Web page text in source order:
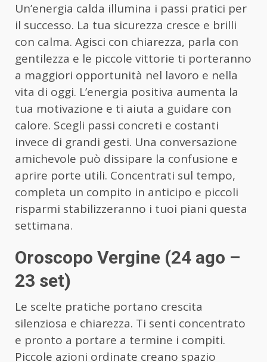
Un’energia calda illumina i passi pratici per
il successo. La tua sicurezza cresce e brilli
con calma. Agisci con chiarezza, parla con
gentilezza e le piccole vittorie ti porteranno
a maggiori opportunità nel lavoro e nella
vita di oggi. L’energia positiva aumenta la
tua motivazione e ti aiuta a guidare con
calore. Scegli passi concreti e costanti
invece di grandi gesti. Una conversazione
amichevole può dissipare la confusione e
aprire porte utili. Concentrati sul tempo,
completa un compito in anticipo e piccoli
risparmi stabilizzeranno i tuoi piani questa
settimana.
Oroscopo Vergine (24 ago –
23 set)
Le scelte pratiche portano crescita
silenziosa e chiarezza. Ti senti concentrato
e pronto a portare a termine i compiti.
Piccole azioni ordinate creano spazio